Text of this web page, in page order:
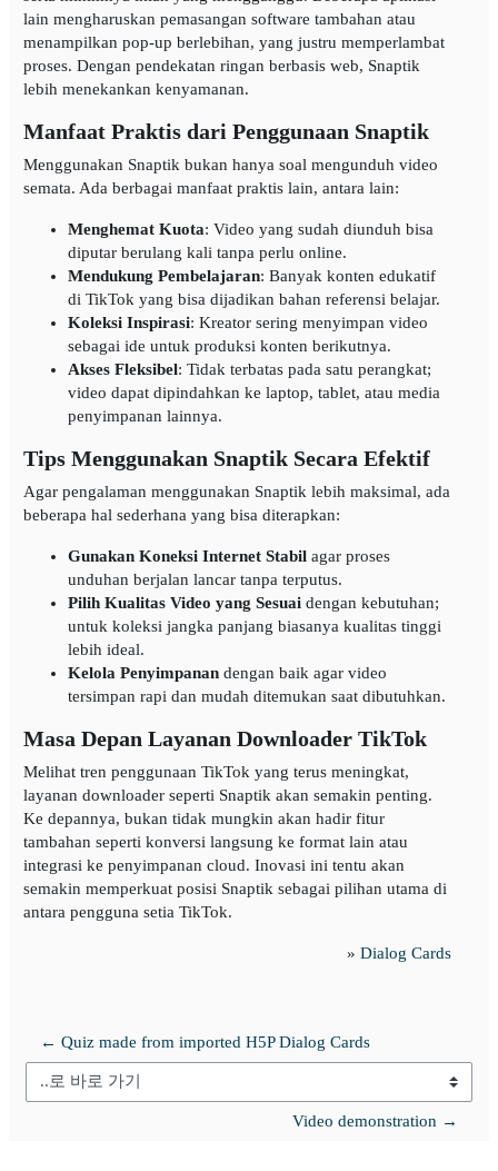
lain mengharuskan pemasangan software tambahan atau
menampilkan pop-up berlebihan, yang justru memperlambat
proses. Dengan pendekatan ringan berbasis web, Snaptik
lebih menekankan kenyamanan.
Manfaat Praktis dari Penggunaan Snaptik
Menggunakan Snaptik bukan hanya soal mengunduh video
semata. Ada berbagai manfaat praktis lain, antara lain:
Menghemat Kuota: Video yang sudah diunduh bisa
diputar berulang kali tanpa perlu online.
Mendukung Pembelajaran: Banyak konten edukatif
di TikTok yang bisa dijadikan bahan referensi belajar.
Koleksi Inspirasi: Kreator sering menyimpan video
sebagai ide untuk produksi konten berikutnya.
Akses Fleksibel: Tidak terbatas pada satu perangkat;
video dapat dipindahkan ke laptop, tablet, atau media
penyimpanan lainnya.
Tips Menggunakan Snaptik Secara Efektif
Agar pengalaman menggunakan Snaptik lebih maksimal, ada
beberapa hal sederhana yang bisa diterapkan:
Gunakan Koneksi Internet Stabilagar proses
unduhan berjalan lancar tanpa terputus.
Pilih Kualitas Video yang Sesuaidengan kebutuhan;
untuk koleksi jangka panjang biasanya kualitas tinggi
lebih ideal.
Kelola Penyimpanandengan baik agar video
tersimpan rapi dan mudah ditemukan saat dibutuhkan.
Masa Depan Layanan Downloader TikTok
Melihat tren penggunaan TikTok yang terus meningkat,
layanan downloader seperti Snaptik akan semakin penting.
Ke depannya, bukan tidak mungkin akan hadir fitur
tambahan seperti konversi langsung ke format lain atau
integrasi ke penyimpanan cloud. Inovasi ini tentu akan
semakin memperkuat posisi Snaptik sebagai pilihan utama di
antara pengguna setia TikTok.
» Dialog Cards
← Quiz made from imported H5P Dialog Cards
..로 바로 가기
Video demonstration →